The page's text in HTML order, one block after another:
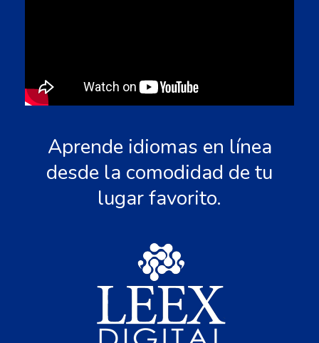
Aprende idiomas en línea
desde la comodidad de tu
lugar favorito.